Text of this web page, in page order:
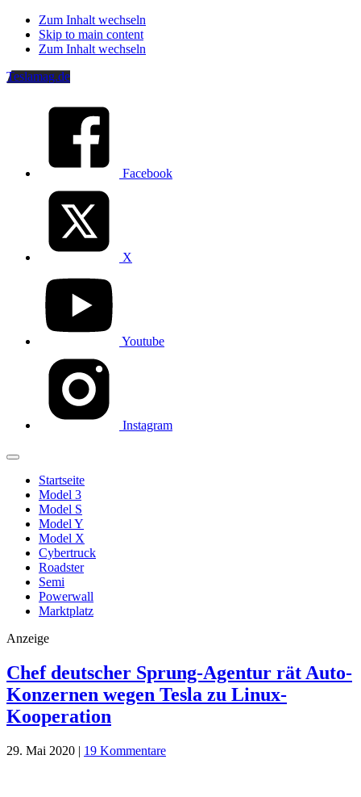
Zum Inhalt wechseln
Skip to main content
Zum Inhalt wechseln
Teslamag.de
Facebook
X
Youtube
Instagram
Startseite
Model 3
Model S
Model Y
Model X
Cybertruck
Roadster
Semi
Powerwall
Marktplatz
Anzeige
Chef deutscher Sprung-Agentur rät Auto-
Konzernen wegen Tesla zu Linux-
Kooperation
29. Mai 2020 | 19 Kommentare